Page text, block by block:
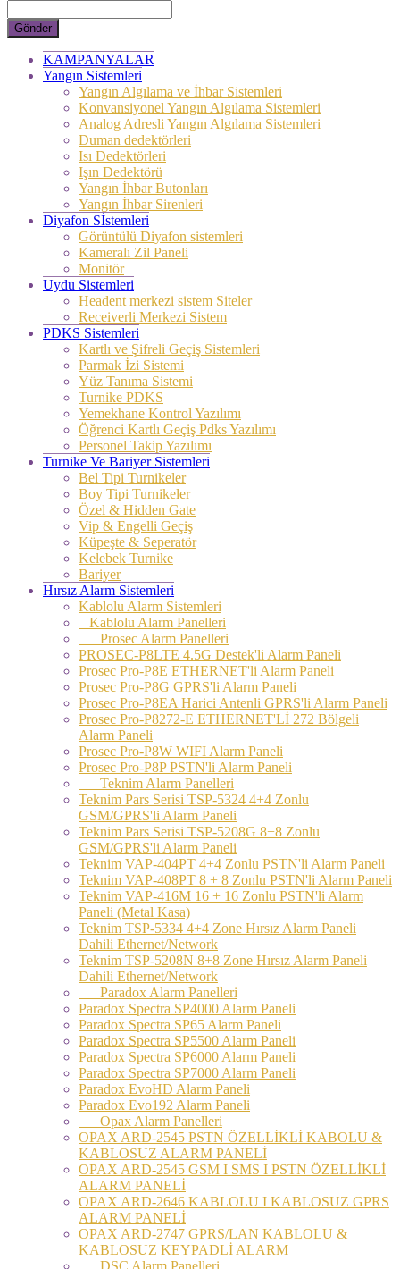
Gönder
KAMPANYALAR
Yangın Sistemleri
Yangın Algılama ve İhbar Sistemleri
Konvansiyonel Yangın Algılama Sistemleri
Analog Adresli Yangın Algılama Sistemleri
Duman dedektörleri
Isı Dedektörleri
Işın Dedektörü
Yangın İhbar Butonları
Yangın İhbar Sirenleri
Diyafon Sİstemleri
Görüntülü Diyafon sistemleri
Kameralı Zil Paneli
Monitör
Uydu Sistemleri
Headent merkezi sistem Siteler
Receiverli Merkezi Sistem
PDKS Sistemleri
Kartlı ve Şifreli Geçiş Sistemleri
Parmak İzi Sistemi
Yüz Tanıma Sistemi
Turnike PDKS
Yemekhane Kontrol Yazılımı
Öğrenci Kartlı Geçiş Pdks Yazılımı
Personel Takip Yazılımı
Turnike Ve Bariyer Sistemleri
Bel Tipi Turnikeler
Boy Tipi Turnikeler
Özel & Hidden Gate
Vip & Engelli Geçiş
Küpeşte & Seperatör
Kelebek Turnike
Bariyer
Hırsız Alarm Sistemleri
Kablolu Alarm Sistemleri
Kablolu Alarm Panelleri
Prosec Alarm Panelleri
PROSEC-P8LTE 4.5G Destek'li Alarm Paneli
Prosec Pro-P8E ETHERNET'li Alarm Paneli
Prosec Pro-P8G GPRS'li Alarm Paneli
Prosec Pro-P8EA Harici Antenli GPRS'li Alarm Paneli
Prosec Pro-P8272-E ETHERNET'Lİ 272 Bölgeli
Alarm Paneli
Prosec Pro-P8W WIFI Alarm Paneli
Prosec Pro-P8P PSTN'li Alarm Paneli
Teknim Alarm Panelleri
Teknim Pars Serisi TSP-5324 4+4 Zonlu
GSM/GPRS'li Alarm Paneli
Teknim Pars Serisi TSP-5208G 8+8 Zonlu
GSM/GPRS'li Alarm Paneli
Teknim VAP-404PT 4+4 Zonlu PSTN'li Alarm Paneli
Teknim VAP-408PT 8 + 8 Zonlu PSTN'li Alarm Paneli
Teknim VAP-416M 16 + 16 Zonlu PSTN'li Alarm
Paneli (Metal Kasa)
Teknim TSP-5334 4+4 Zone Hırsız Alarm Paneli
Dahili Ethernet/Network
Teknim TSP-5208N 8+8 Zone Hırsız Alarm Paneli
Dahili Ethernet/Network
Paradox Alarm Panelleri
Paradox Spectra SP4000 Alarm Paneli
Paradox Spectra SP65 Alarm Paneli
Paradox Spectra SP5500 Alarm Paneli
Paradox Spectra SP6000 Alarm Paneli
Paradox Spectra SP7000 Alarm Paneli
Paradox EvoHD Alarm Paneli
Paradox Evo192 Alarm Paneli
Opax Alarm Panelleri
OPAX ARD-2545 PSTN ÖZELLİKLİ KABOLU &
KABLOSUZ ALARM PANELİ
OPAX ARD-2545 GSM I SMS I PSTN ÖZELLİKLİ
ALARM PANELİ
OPAX ARD-2646 KABLOLU I KABLOSUZ GPRS
ALARM PANELİ
OPAX ARD-2747 GPRS/LAN KABLOLU &
KABLOSUZ KEYPADLİ ALARM
DSC Alarm Panelleri